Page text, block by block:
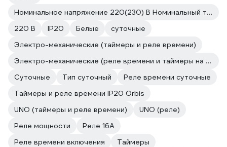
Номинальное напряжение 220(230) В Номинальный ток 16 А
220 В
IP20 Белые
суточные
Электро-механические (таймеры и реле времени)
Электро-механические (реле времени и таймеры на DIN-рейку)
Суточные
Тип суточный
Реле времени суточные
Таймеры и реле времени IP20 Orbis
UNO (таймеры и реле времени)
UNO (реле)
Реле мощности
Реле 16А
Реле времени включения
Таймеры